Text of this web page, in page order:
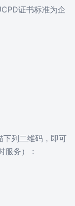
证书标准为企
下列二维码，即可
服务）：